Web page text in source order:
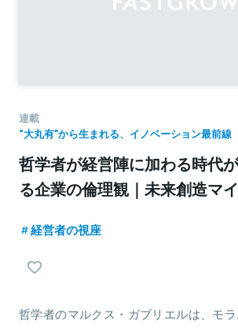
連載
“大丸有”から生まれる、イノベーション最前線
哲学者が経営陣に加わる時代
る企業の倫理観｜未来創造マ
経営者の視座
哲学者のマルクス・ガブリエルは、モ